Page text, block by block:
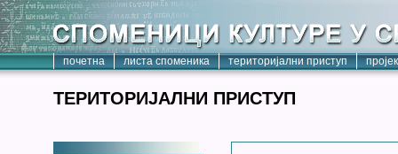
почетна листа споменика територијални приступ
ТЕРИТОРИЈАЛНИ ПРИСТУП